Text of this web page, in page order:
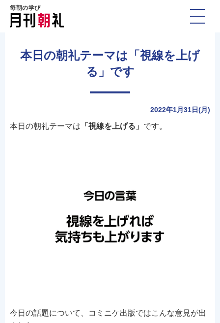
毎朝の学び
本日の朝礼テーマは「視線を上げ
る」です
2022年1月31日(月)
本日の朝礼テーマは 「視線を上げる」 です。
今日の話題について、コミニケ出版ではこんな意見が出